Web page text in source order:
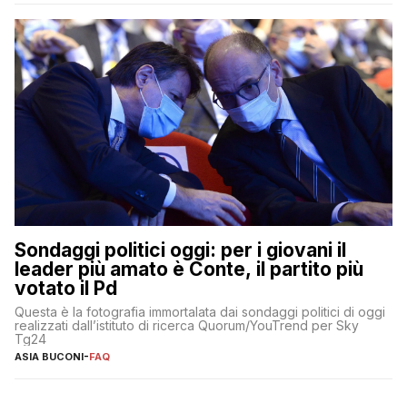
Sondaggi politici oggi: per i giovani il
leader più amato è Conte, il partito più
votato il Pd
Questa è la fotografia immortalata dai sondaggi politici di oggi
realizzati dall’istituto di ricerca Quorum/YouTrend per Sky
Tg24
ASIA BUCONI-FAQ